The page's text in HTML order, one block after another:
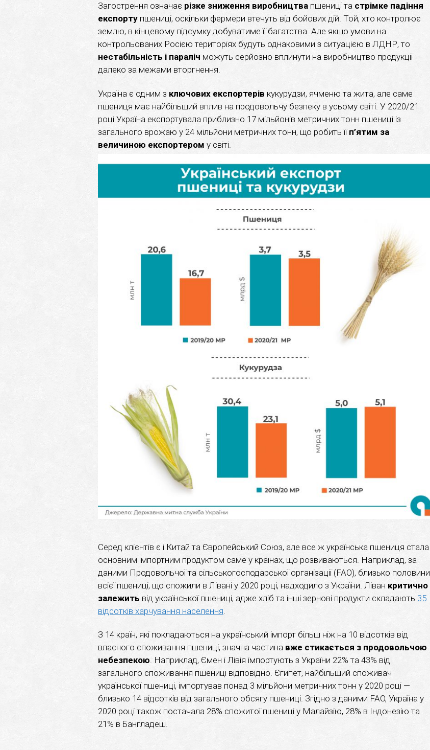
Загострення означає різке зниження виробництва пшениці та стрімке падіння
експорту пшениці, оскільки фермери втечуть від бойових дій. Той, хто контролює
землю, в кінцевому підсумку добуватиме її багатства. Але якщо умови на
контрольованих Росією територіях будуть однаковими з ситуацією в ЛДНР, то
нестабільність і параліч можуть серйозно вплинути на виробництво продукції
далеко за межами вторгнення.
Україна є одним з ключових експортерів кукурудзи, ячменю та жита, але саме
пшениця має найбільший вплив на продовольчу безпеку в усьому світі. У 2020/21
році Україна експортувала приблизно 17 мільйонів метричних тонн пшениці із
загального врожаю у 24 мільйони метричних тонн, що робить їїп’ятим за
величиною експортером у світі.
Серед клієнтів є і Китай та Європейський Союз, але все ж українська пшениця стала
основним імпортним продуктом саме у країнах, що розвиваються. Наприклад, за
даними Продовольчої та сільськогосподарської організації (FAO), близько половини
всієї пшениці, що спожили в Лівані у 2020 році, надходило з України. Ліван критично
залежить від української пшениці, адже хліб та інші зернові продукти складають 35
відсотків харчування населення
З 14 країн, які покладаються на український імпорт більш ніж на 10 відсотків від
власного споживання пшениці, значна частина вже стикається з продовольчою
небезпекою . Наприклад, Ємен і Лівія імпортують з України 22% та 43% від
загального споживання пшениці відповідно. Єгипет, найбільший споживач
української пшениці, імпортував понад 3 мільйони метричних тонн у 2020 році —
близько 14 відсотків від загального обсягу пшениці. Згідно з даними FAO, Україна у
2020 році також постачала 28% спожитої пшениці у Малайзію, 28% в Індонезію та
21% в Бангладеш.